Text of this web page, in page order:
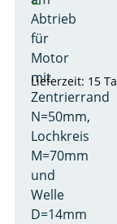
Abtrieb
für
Motor
mit
Zentrierrand
N=50mm,
Lochkreis
M=70mm
und
Welle
D=14mm
Lieferzeit: 15